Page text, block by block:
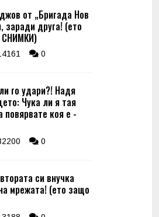
от „Бригада Нов
заради друга! (ето
СНИМКИ)
0
го удари?! Надя
Чука ли я тая
повярвате коя е -
0
си внучка
мрежата! (ето защо